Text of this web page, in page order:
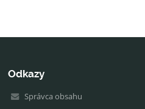
Odkazy
Správca obsahu